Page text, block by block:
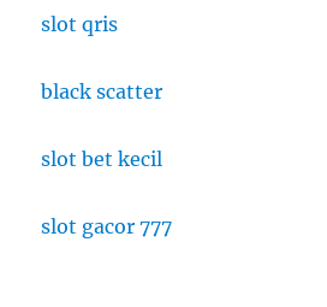
slot qris
black scatter
slot bet kecil
slot gacor 777